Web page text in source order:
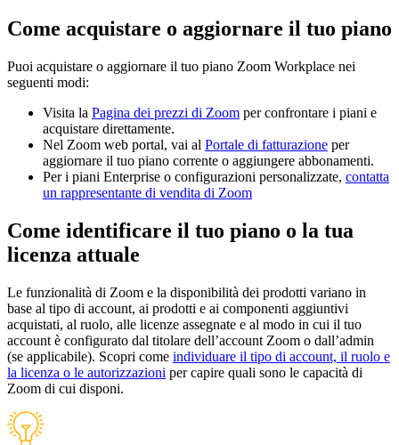
Come acquistare o aggiornare il tuo piano
Puoi acquistare o aggiornare il tuo piano Zoom Workplace nei
seguenti modi:
Visita la Pagina dei prezzi di Zoom per confrontare i piani e
acquistare direttamente.
Nel Zoom web portal, vai al Portale di fatturazione per
aggiornare il tuo piano corrente o aggiungere abbonamenti.
Per i piani Enterprise o configurazioni personalizzate, contatta
un rappresentante di vendita di Zoom
Come identificare il tuo piano o la tua
licenza attuale
Le funzionalità di Zoom e la disponibilità dei prodotti variano in
base al tipo di account, ai prodotti e ai componenti aggiuntivi
acquistati, al ruolo, alle licenze assegnate e al modo in cui il tuo
account è configurato dal titolare dell’account Zoom o dall’admin
(se applicabile). Scopri come individuare il tipo di account, il ruolo e
la licenza o le autorizzazioni per capire quali sono le capacità di
Zoom di cui disponi.